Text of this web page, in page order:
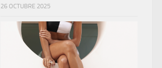
26 OCTUBRE 2025